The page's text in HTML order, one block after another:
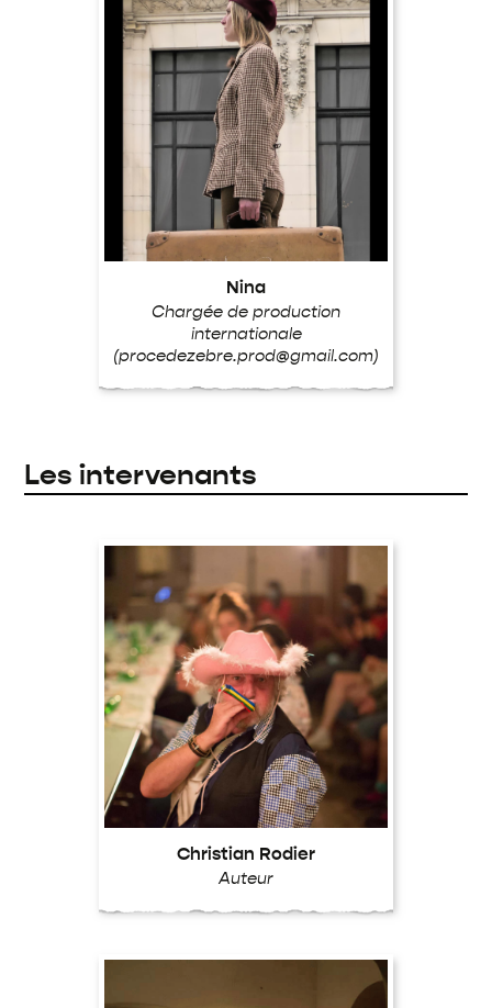
Nina
Chargée de production
internationale
(procedezebre.prod@gmail.com)
Les intervenants
Christian Rodier
Auteur